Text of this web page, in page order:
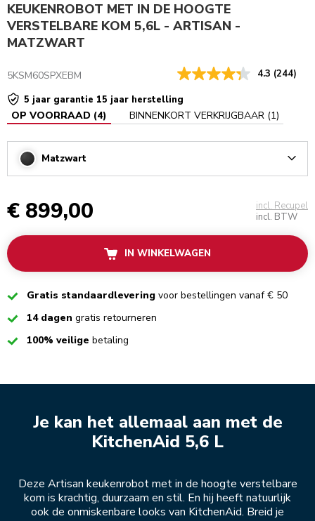
KEUKENROBOT MET IN DE HOOGTE
VERSTELBARE KOM 5,6L - ARTISAN -
MATZWART
5KSM60SPXEBM 4.3 (244)
5 jaar garantie 15 jaar herstelling
OP VOORRAAD (4) BINNENKORT VERKRIJGBAAR (1)
Matzwart
€ 899,00
incl. Recupel
incl. BTW
IN WINKELWAGEN
CheckedGratis standaardlevering voor bestellingen vanaf € 50
Checked14 dagen gratis retourneren
Checked100% veilige betaling
Je kan het allemaal aan met de
KitchenAid 5,6 L
Deze Artisan keukenrobot met in de hoogte verstelbare
kom is krachtig, duurzaam en stil. En hij heeft natuurlijk
ook de onmiskenbare looks van KitchenAid. Breid je